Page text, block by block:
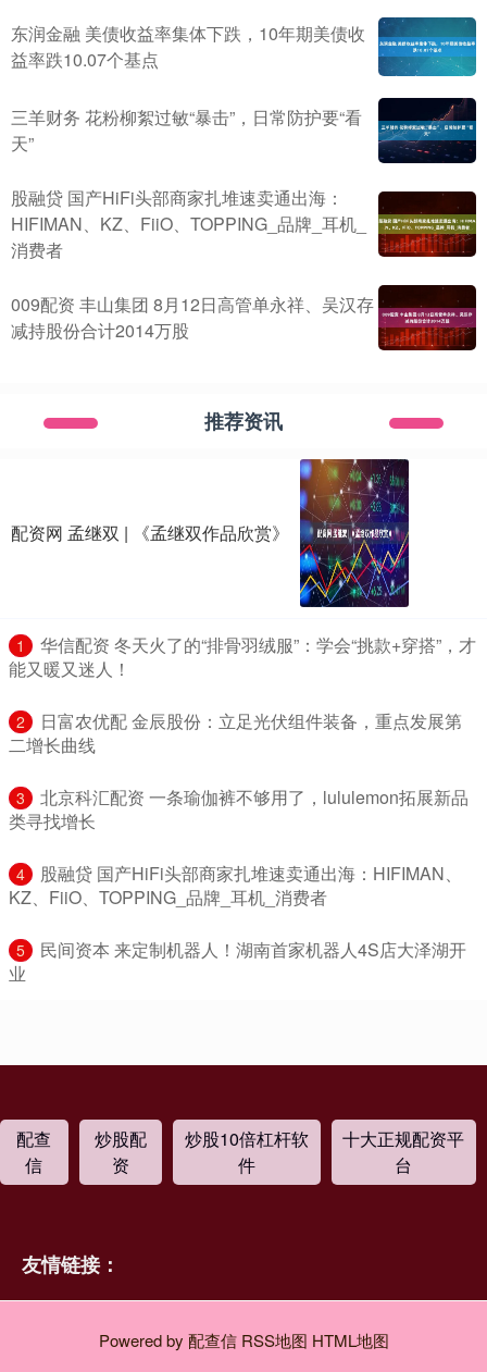
东润金融 美债收益率集体下跌，10年期美债收
益率跌10.07个基点
三羊财务 花粉柳絮过敏“暴击”，日常防护要“看
天”
股融贷 国产HiFi头部商家扎堆速卖通出海：
HIFIMAN、KZ、FiiO、TOPPING_品牌_耳机_
消费者
009配资 丰山集团 8月12日高管单永祥、吴汉存
减持股份合计2014万股
推荐资讯
配资网 孟继双 | 《孟继双作品欣赏》
1
​华信配资 冬天火了的“排骨羽绒服”：学会“挑款+穿搭”，才
能又暖又迷人！
2
​日富农优配 金辰股份：立足光伏组件装备，重点发展第
二增长曲线
3
​北京科汇配资 一条瑜伽裤不够用了，lululemon拓展新品
类寻找增长
4
​股融贷 国产HiFi头部商家扎堆速卖通出海：HIFIMAN、
KZ、FiiO、TOPPING_品牌_耳机_消费者
5
​民间资本 来定制机器人！湖南首家机器人4S店大泽湖开
业
配查
信
炒股配
资
炒股10倍杠杆软
件
十大正规配资平
台
友情链接：
Powered by 配查信 RSS地图 HTML地图